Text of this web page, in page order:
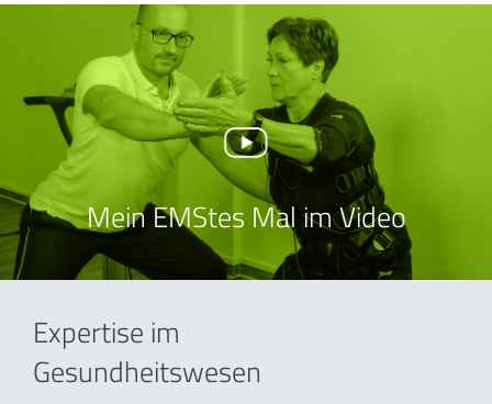
Mein EMStes Mal im Video
Expertise im
Gesundheitswesen